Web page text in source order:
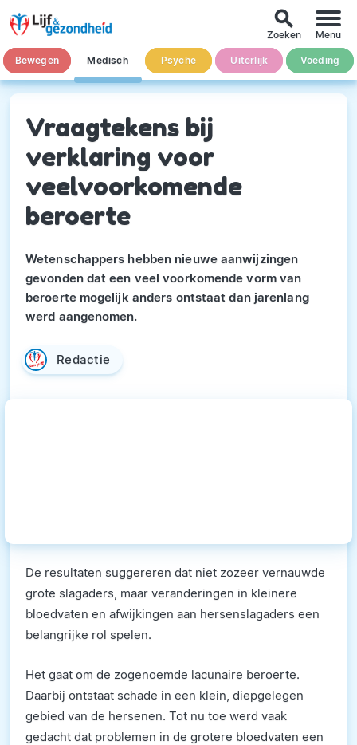
Bewegen Medisch Psyche Uiterlijk Voeding
search
Zoeken Menu
Vraagtekens bij
verklaring voor
veelvoorkomende
beroerte
Wetenschappers hebben nieuwe aanwijzingen
gevonden dat een veel voorkomende vorm van
beroerte mogelijk anders ontstaat dan jarenlang
werd aangenomen.
Redactie
De resultaten suggereren dat niet zozeer vernauwde
grote slagaders, maar veranderingen in kleinere
bloedvaten en afwijkingen aan hersenslagaders een
belangrijke rol spelen.
Het gaat om de zogenoemde lacunaire beroerte.
Daarbij ontstaat schade in een klein, diepgelegen
gebied van de hersenen. Tot nu toe werd vaak
gedacht dat problemen in de grotere bloedvaten een